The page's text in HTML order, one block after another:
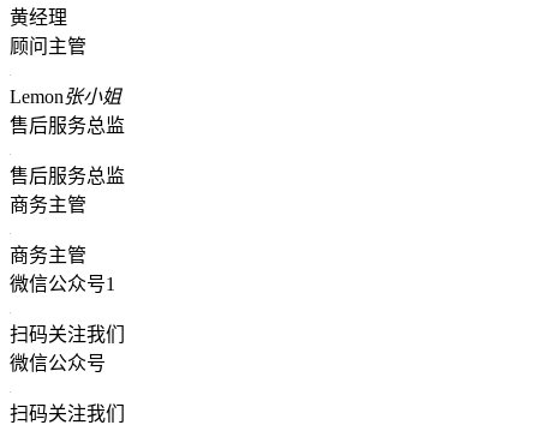
黄经理
顾问主管
Lemon张小姐
售后服务总监
售后服务总监
商务主管
商务主管
微信公众号1
扫码关注我们
微信公众号
扫码关注我们